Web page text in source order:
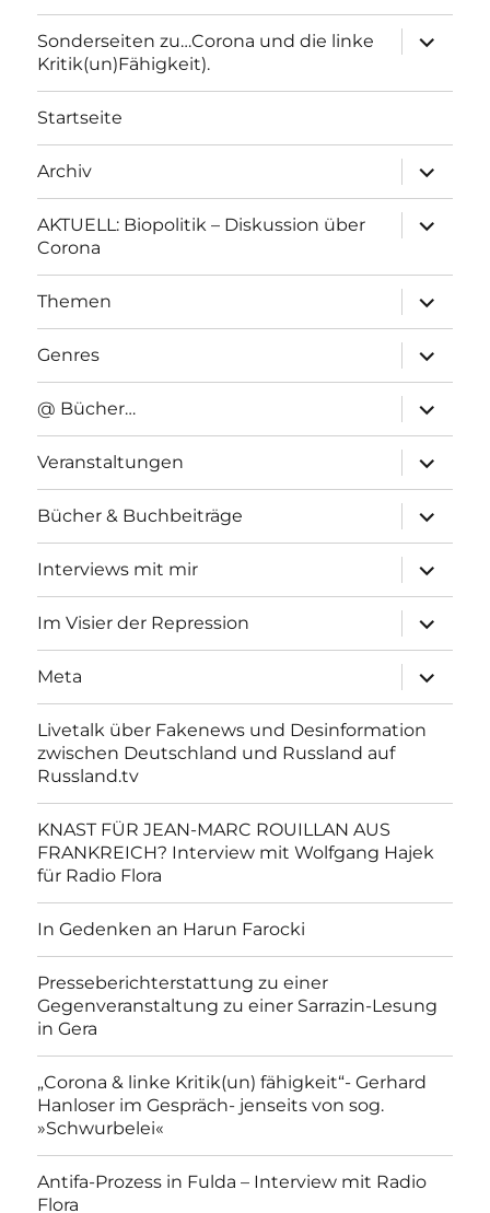
Sonderseiten zu…Corona und die linke
Kritik(un)Fähigkeit).
anzeigen
Startseite
Archiv
anzeigen
AKTUELL: Biopolitik – Diskussion über
Corona
anzeigen
Themen
anzeigen
Genres
anzeigen
@ Bücher…
anzeigen
Veranstaltungen
anzeigen
Bücher & Buchbeiträge
anzeigen
Interviews mit mir
anzeigen
Im Visier der Repression
anzeigen
Meta
anzeigen
Livetalk über Fakenews und Desinformation
zwischen Deutschland und Russland auf
Russland.tv
KNAST FÜR JEAN-MARC ROUILLAN AUS
FRANKREICH? Interview mit Wolfgang Hajek
für Radio Flora
In Gedenken an Harun Farocki
Presseberichterstattung zu einer
Gegenveranstaltung zu einer Sarrazin-Lesung
in Gera
„Corona & linke Kritik(un) fähigkeit“- Gerhard
Hanloser im Gespräch- jenseits von sog.
»Schwurbelei«
Antifa-Prozess in Fulda – Interview mit Radio
Flora